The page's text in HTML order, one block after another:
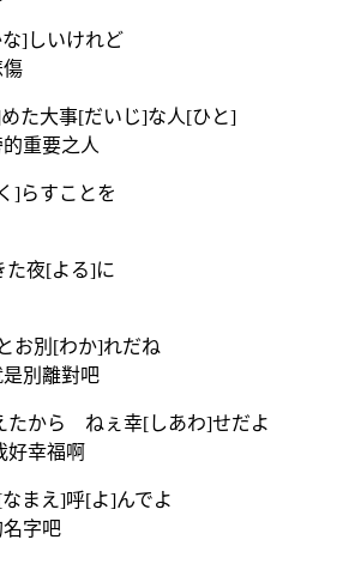
]しいけれど
た大事[だいじ]な人[ひと]
重要之人
]らすことを
た夜[よる]に
お別[わか]れだね
別離對吧
から ねぇ幸[しあわ]せだよ
幸福啊
まえ]呼[よ]んでよ
字吧